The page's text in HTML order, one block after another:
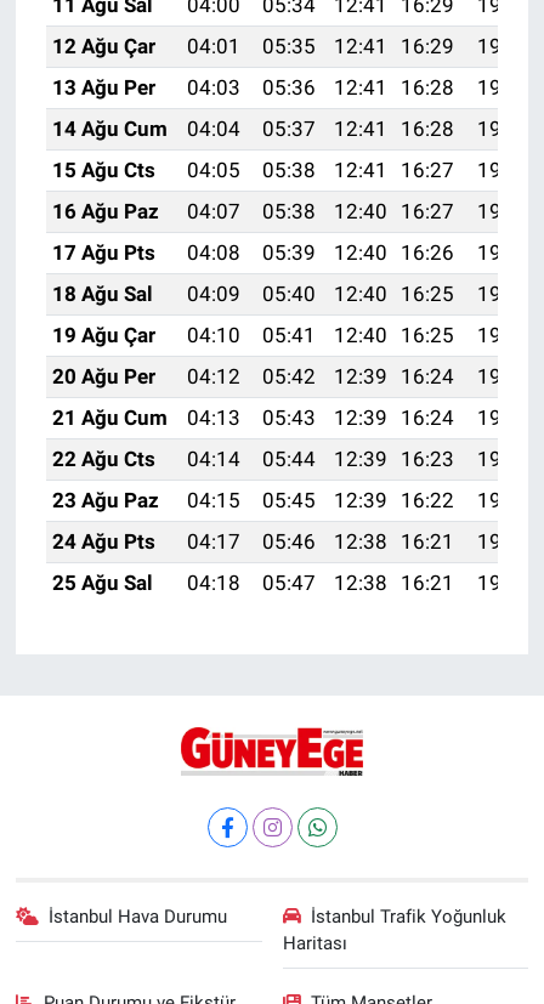
12 Ağu Çar
04:01 05:35 12:41 16:29
19:37
13 Ağu Per
04:03 05:36 12:41 16:28
19:36
14 Ağu Cum
04:04 05:37 12:41 16:28
19:35
15 Ağu Cts
04:05 05:38 12:41 16:27
19:34
16 Ağu Paz
04:07 05:38 12:40 16:27
19:32
17 Ağu Pts
04:08 05:39 12:40 16:26
19:31
18 Ağu Sal
04:09 05:40 12:40 16:25
19:30
19 Ağu Çar
04:10 05:41 12:40 16:25
19:28
20 Ağu Per
04:12 05:42 12:39 16:24
19:27
21 Ağu Cum
04:13 05:43 12:39 16:24
19:26
22 Ağu Cts
04:14 05:44 12:39 16:23
19:24
23 Ağu Paz
04:15 05:45 12:39 16:22
19:23
24 Ağu Pts
04:17 05:46 12:38 16:21
19:21
25 Ağu Sal
04:18 05:47 12:38 16:21 19:20
İstanbul Hava Durumu
İstanbul Trafik Yoğunluk
Haritası